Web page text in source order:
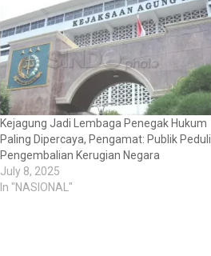
Kejagung Jadi Lembaga Penegak Hukum
Paling Dipercaya, Pengamat: Publik Peduli
Pengembalian Kerugian Negara
July 8, 2025
In "NASIONAL"